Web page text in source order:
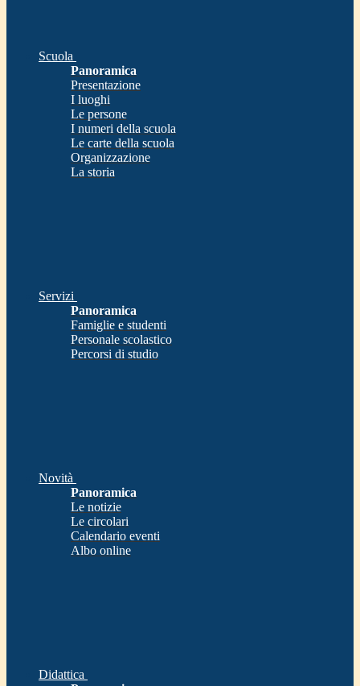
Scuola
Panoramica
Presentazione
I luoghi
Le persone
I numeri della scuola
Le carte della scuola
Organizzazione
La storia
Servizi
Panoramica
Famiglie e studenti
Personale scolastico
Percorsi di studio
Novità
Panoramica
Le notizie
Le circolari
Calendario eventi
Albo online
Didattica